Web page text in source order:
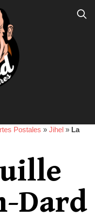
Postales » Jihel » La
Dard